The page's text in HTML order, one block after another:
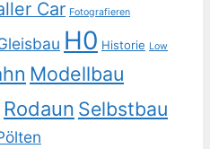
Car Fotografieren
H0 Historie Low
Modellbau
Rodaun Selbstbau